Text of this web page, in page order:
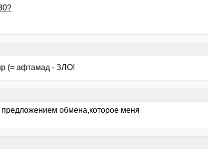
(= афтамад - ЗЛО!
предложением обмена,которое меня